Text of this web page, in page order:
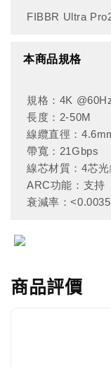
FIBBR Ultra
本商品規格
規格：4K
長度：2-50M
線纜直徑：
帶寬：21Gbps
線芯材質：4芯
ARC功能：支持
衰減率：
商品評價